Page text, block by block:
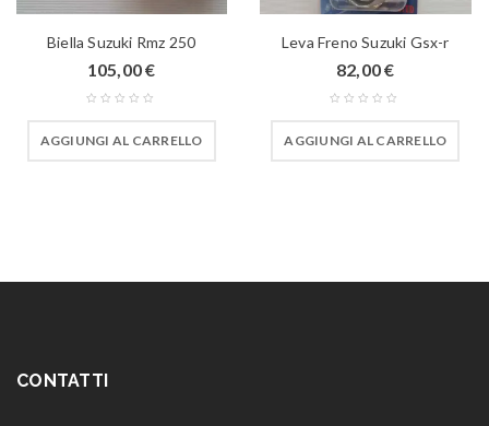
Biella Suzuki Rmz 250
105,00€
AGGIUNGI AL CARRELLO
Leva Freno Suzuki Gsx-r
82,00€
AGGIUNGI AL CARRELLO
CONTATTI